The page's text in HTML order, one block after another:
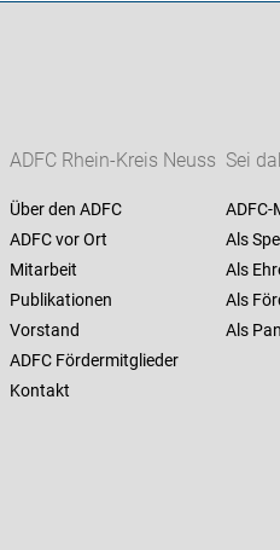
ADFC Rhein-Kreis Neuss
Über den ADFC
ADFC vor Ort
Mitarbeit
Publikationen
Vorstand
ADFC Fördermitglieder
Kontakt
Sei
Als
Als
Als
Als